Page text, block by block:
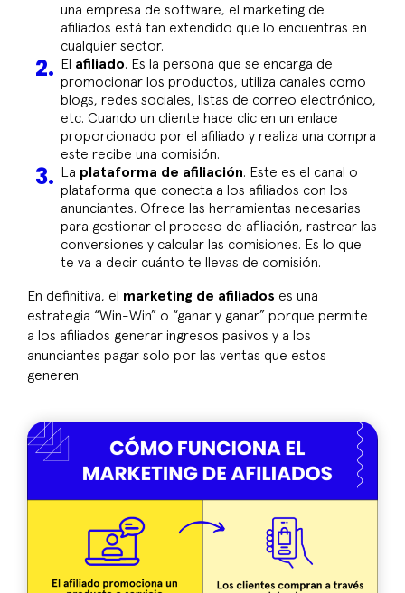
una empresa de software, el marketing de
afiliados está tan extendido que lo encuentras en
cualquier sector.
El afiliado. Es la persona que se encarga de
promocionar los productos, utiliza canales como
blogs, redes sociales, listas de correo electrónico,
etc. Cuando un cliente hace clic en un enlace
proporcionado por el afiliado y realiza una compra
este recibe una comisión.
La plataforma de afiliación. Este es el canal o
plataforma que conecta a los afiliados con los
anunciantes. Ofrece las herramientas necesarias
para gestionar el proceso de afiliación, rastrear las
conversiones y calcular las comisiones. Es lo que
te va a decir cuánto te llevas de comisión.
En definitiva, el marketing de afiliados es una
estrategia “Win-Win” o “ganar y ganar” porque permite
a los afiliados generar ingresos pasivos y a los
anunciantes pagar solo por las ventas que estos
generen.